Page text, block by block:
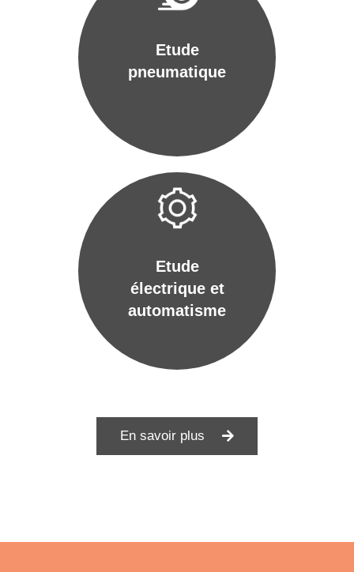
Etude
pneumatique
Etude
électrique et
automatisme
En savoir plus